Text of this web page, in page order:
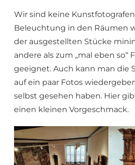
Wir sind keine
Beleuchtung in den Räumen
der ausgestellten Stücke
andere als zum „mal eben so“
geeignet. Auch kann man die
auf ein paar Fotos
selbst gesehen haben. Hier
einen kleinen Vorgeschmack.